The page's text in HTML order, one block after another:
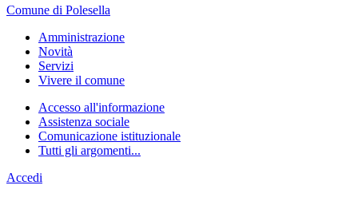
Comune di Polesella
Amministrazione
Novità
Servizi
Vivere il comune
Accesso all'informazione
Assistenza sociale
Comunicazione istituzionale
Tutti gli argomenti...
Accedi